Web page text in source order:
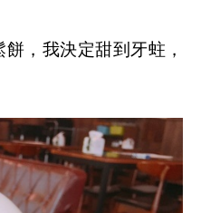
，我決定甜到牙蛀，